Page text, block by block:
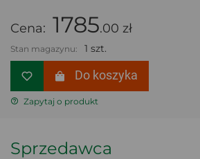
Cena: 1785.00 zł
Stan magazynu: 1 szt.
Do koszyka
Zapytaj o produkt
Sprzedawca